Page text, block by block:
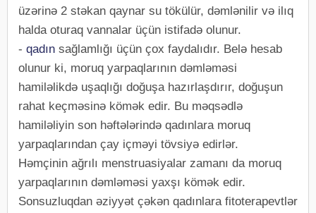
üzərinə 2 stəkan qaynar su tökülür, dəmlənilir və ilıq
halda oturaq vannalar üçün istifadə olunur.
- qadın sağlamlığı üçün çox faydalıdır. Belə hesab
olunur ki, moruq yarpaqlarının dəmləməsi
hamiləlikdə uşaqlığı doğuşa hazırlaşdırır, doğuşun
rahat keçməsinə kömək edir. Bu məqsədlə
hamiləliyin son həftələrində qadınlara moruq
yarpaqlarından çay içməyi tövsiyə edirlər.
Həmçinin ağrılı menstruasiyalar zamanı da moruq
yarpaqlarının dəmləməsi yaxşı kömək edir.
Sonsuzluqdan əziyyət çəkən qadınlara fitoterapevtlər